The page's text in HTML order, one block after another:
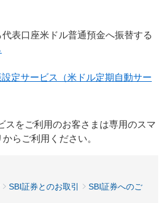
代表口座米ドル普通預金へ振替する
定サービス（米ドル定期自動サー
スをご利用のお客さまは専用のスマ
らご利用ください。
SBI証券とのお取引
SBI証券へのご